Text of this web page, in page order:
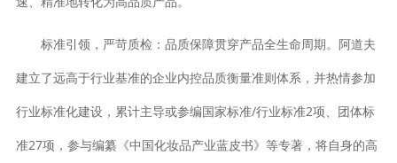
标准引领，严苛质检：品质保障贯穿产品全生命周期。阿道夫
建立了远高于行业基准的企业内控品质衡量准则体系，并热情参加
行业标准化建设，累计主导或参编国家标准/行业标准2项、团体标
准27项，参与编纂《中国化妆品产业蓝皮书》等专著，将自身的高